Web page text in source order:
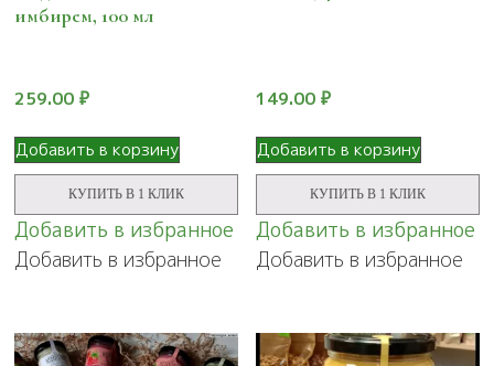
имбирем, 100 мл
259.00 ₽
Добавить в корзину
КУПИТЬ В 1 КЛИК
Добавить в избранное
Добавить в избранное
149.00₽
Добавить в корзину
КУПИТЬ В 1 КЛИК
Добавить в избранное
Добавить в избранное